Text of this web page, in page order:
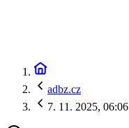
adbz.cz
7. 11. 2025, 06:06